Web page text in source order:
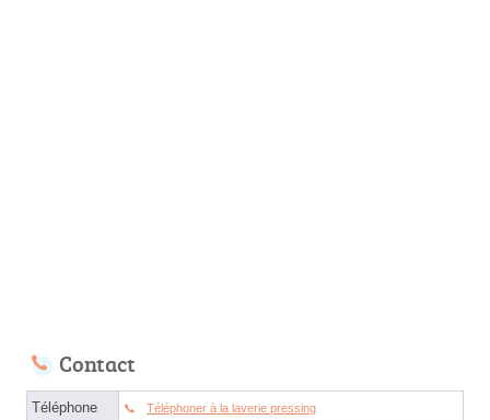
Contact
Téléphone Téléphoner à la laverie pressing